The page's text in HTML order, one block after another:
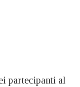
partecipanti al